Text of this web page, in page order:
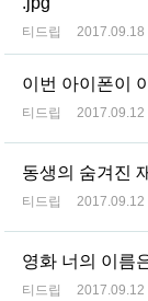
티드립 2017.09.18
이번 아이폰이
티드립 2017.09.12
동생의 숨겨진
티드립 2017.09.12
영화 너의 이름
티드립 2017.09.12